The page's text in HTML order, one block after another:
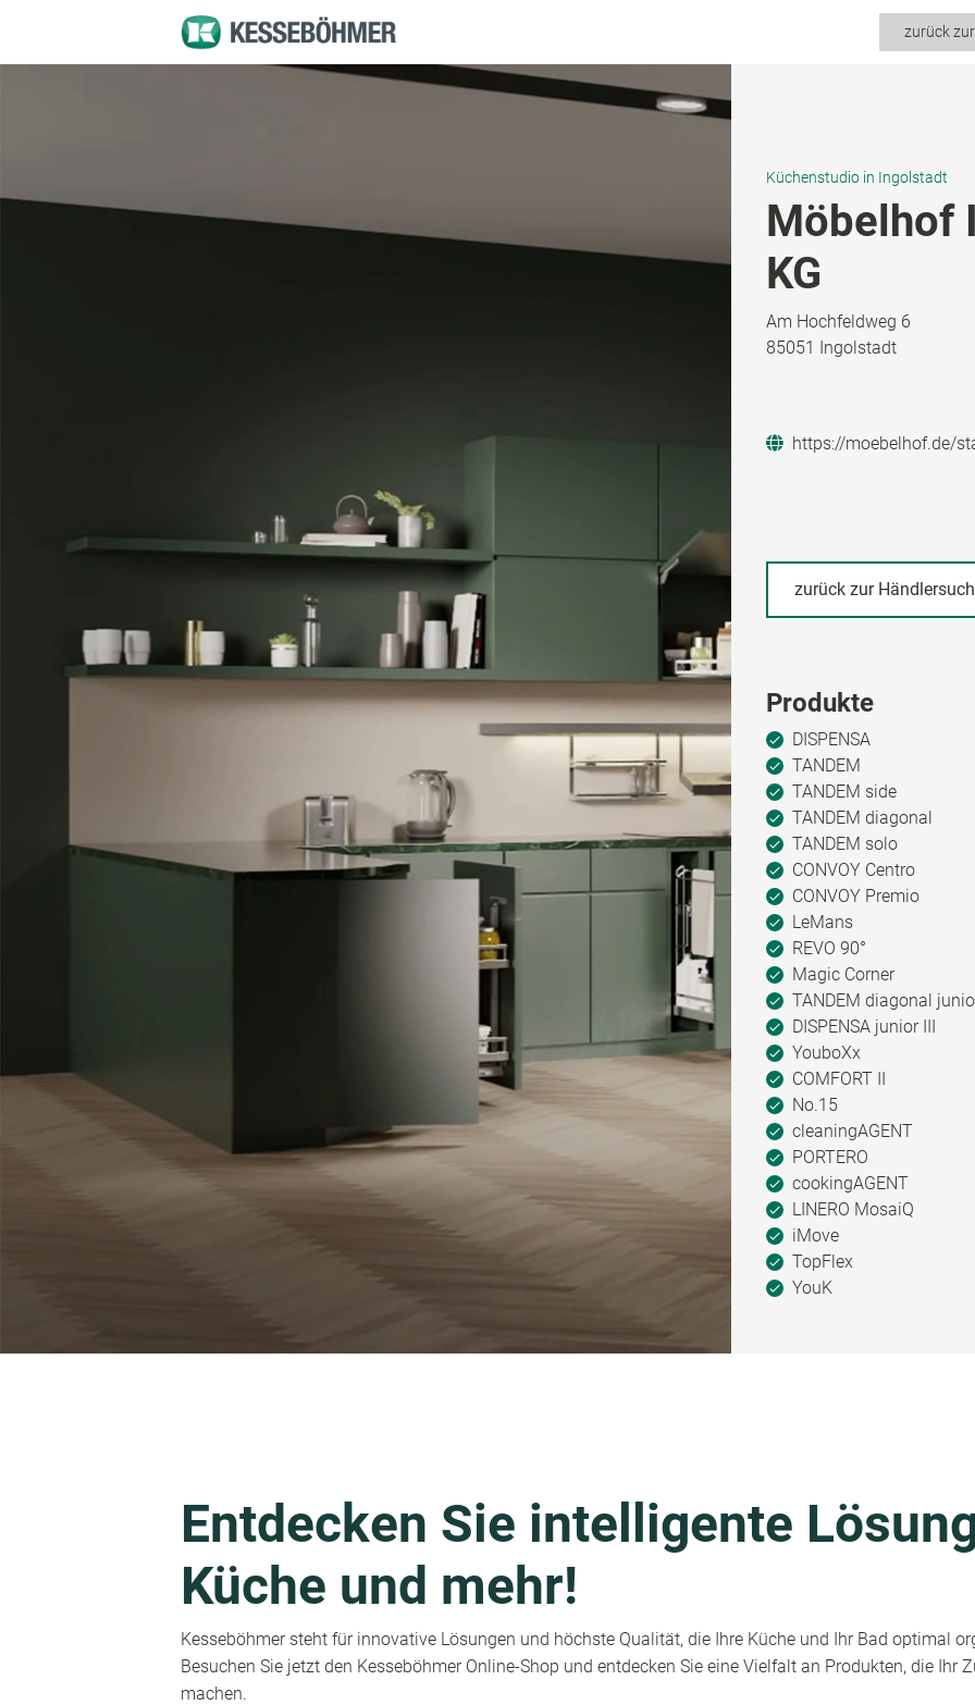
zurück
Küchenstudio in Ingolstadt
Möbelhof
KG
Am Hochfeldweg 6
85051 Ingolstadt
https://moebelhof.de/
zurück zur
Produkte
DISPENSA
TANDEM
TANDEM side
TANDEM diagonal
TANDEM solo
CONVOY Centro
CONVOY Premio
LeMans
REVO 90°
Magic Corner
TANDEM diagonal
DISPENSA junior III
YouboXx
COMFORT II
No.15
cleaningAGENT
PORTERO
cookingAGENT
LINERO MosaiQ
iMove
TopFlex
YouK
Entdecken Sie intelligente
Küche und mehr!
Kesseböhmer steht für innovative Lösungen und höchste Qualität, die Ihre Küche und Ihr Bad optimal
Besuchen Sie jetzt den Kesseböhmer Online-Shop und entdecken Sie eine Vielfalt an Produkten, die Ihr
machen.